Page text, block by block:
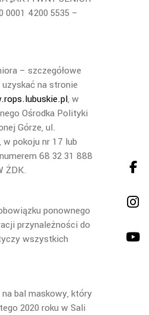
0001 4200 5535 –
– szczegółowe
na stronie
, w
Ośrodka Polityki
Górze, ul.
w pokoju nr 17 lub
68 32 31 888
ŻDK.
ponownego
przynależności do
wszystkich
na bal maskowy, który
2020 roku w Sali